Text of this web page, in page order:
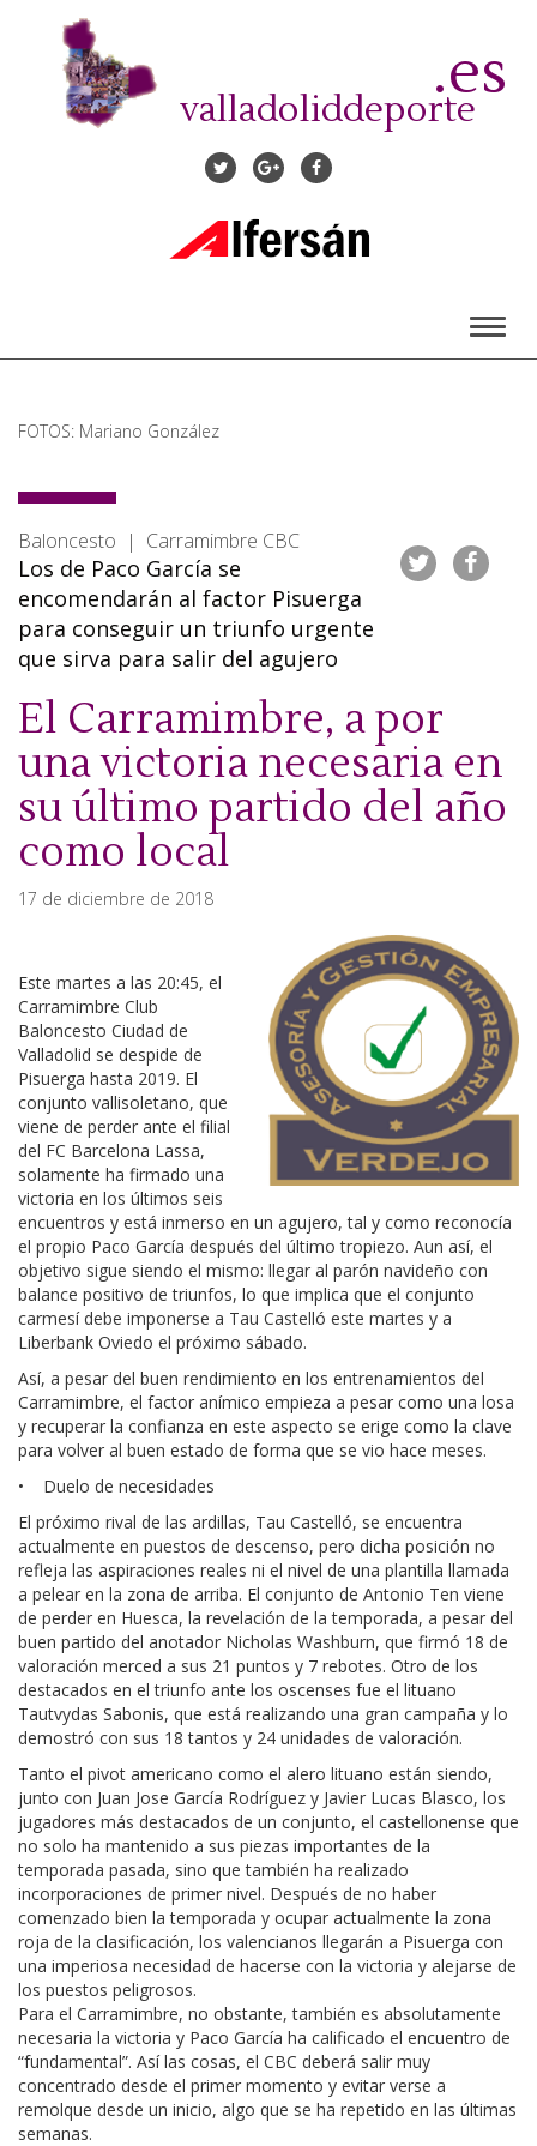
contenido
valladoliddeporte
.es
FOTOS: Mariano González
Baloncesto | Carramimbre CBC
Los de Paco García se
encomendarán al factor Pisuerga
para conseguir un triunfo urgente
que sirva para salir del agujero
El Carramimbre, a por
una victoria necesaria en
su último partido del año
como local
17 de diciembre de 2018
Este martes a las 20:45, el
Carramimbre Club
Baloncesto Ciudad de
Valladolid se despide de
Pisuerga hasta 2019. El
conjunto vallisoletano, que
viene de perder ante el filial
del FC Barcelona Lassa,
solamente ha firmado una
victoria en los últimos seis
encuentros y está inmerso en un agujero, tal y como reconocía
el propio Paco García después del último tropiezo. Aun así, el
objetivo sigue siendo el mismo: llegar al parón navideño con
balance positivo de triunfos, lo que implica que el conjunto
carmesí debe imponerse a Tau Castelló este martes y a
Liberbank Oviedo el próximo sábado.
Así, a pesar del buen rendimiento en los entrenamientos del
Carramimbre, el factor anímico empieza a pesar como una losa
y recuperar la confianza en este aspecto se erige como la clave
para volver al buen estado de forma que se vio hace meses.
• Duelo de necesidades
El próximo rival de las ardillas, Tau Castelló, se encuentra
actualmente en puestos de descenso, pero dicha posición no
refleja las aspiraciones reales ni el nivel de una plantilla llamada
a pelear en la zona de arriba. El conjunto de Antonio Ten viene
de perder en Huesca, la revelación de la temporada, a pesar del
buen partido del anotador Nicholas Washburn, que firmó 18 de
valoración merced a sus 21 puntos y 7 rebotes. Otro de los
destacados en el triunfo ante los oscenses fue el lituano
Tautvydas Sabonis, que está realizando una gran campaña y lo
demostró con sus 18 tantos y 24 unidades de valoración.
Tanto el pivot americano como el alero lituano están siendo,
junto con Juan Jose García Rodríguez y Javier Lucas Blasco, los
jugadores más destacados de un conjunto, el castellonense que
no solo ha mantenido a sus piezas importantes de la
temporada pasada, sino que también ha realizado
incorporaciones de primer nivel. Después de no haber
comenzado bien la temporada y ocupar actualmente la zona
roja de la clasificación, los valencianos llegarán a Pisuerga con
una imperiosa necesidad de hacerse con la victoria y alejarse de
los puestos peligrosos.
Para el Carramimbre, no obstante, también es absolutamente
necesaria la victoria y Paco García ha calificado el encuentro de
“fundamental”. Así las cosas, el CBC deberá salir muy
concentrado desde el primer momento y evitar verse a
remolque desde un inicio, algo que se ha repetido en las últimas
semanas.